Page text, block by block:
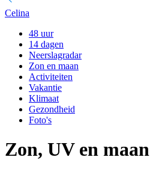
Celina
48 uur
14 dagen
Neerslagradar
Zon en maan
Activiteiten
Vakantie
Klimaat
Gezondheid
Foto's
Zon, UV en maan